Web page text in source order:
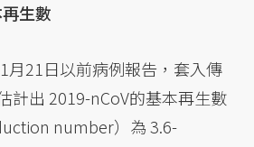
生數
月21日以前病例報告，套入傳
計出 2019-nCoV的基本再生數
number）為 3.6-